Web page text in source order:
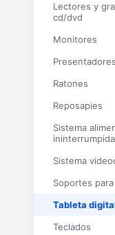
Lectores y grabadoras
cd/dvd
Monitores
Ratones
Reposapies
Sistema alimentacion
Sistema
Soportes
Tableta
Teclados